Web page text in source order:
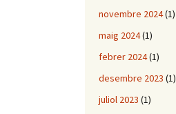
novembre 2024(1)
maig 2024(1)
febrer 2024(1)
desembre 2023 (1)
juliol 2023 (1)